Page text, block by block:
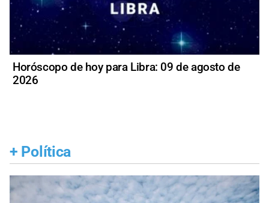
Horóscopo de hoy para Libra: 09 de agosto de
2026
+ Política